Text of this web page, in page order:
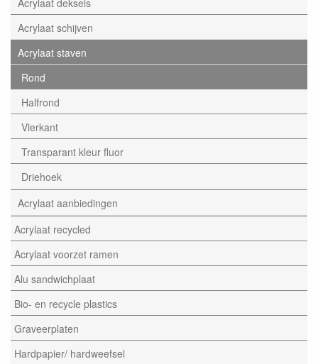
Acrylaat schijven
Acrylaat staven
Rond
Halfrond
Vierkant
Transparant kleur fluor
Driehoek
Acrylaat aanbiedingen
Acrylaat recycled
Acrylaat voorzet ramen
Alu sandwichplaat
Bio- en recycle plastics
Graveerplaten
Hardpapier/ hardweefsel